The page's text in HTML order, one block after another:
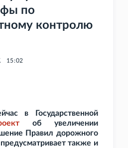
по
контролю
15:02
в Государственной
об увеличении
Правил дорожного
также и